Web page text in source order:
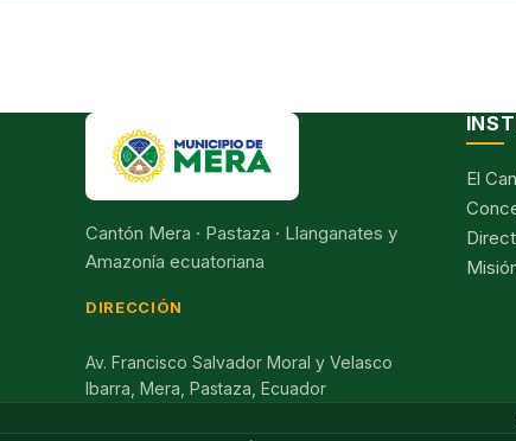
Cantón Mera · Pastaza · Llanganates y
Amazonía ecuatoriana
DIRECCIÓN
Av. Francisco Salvador Moral y Velasco
Ibarra, Mera, Pastaza, Ecuador
El